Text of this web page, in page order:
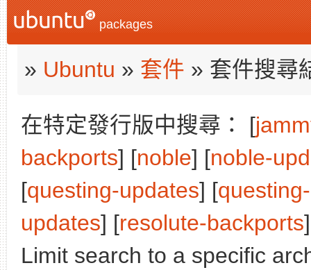
packages
» Ubuntu » 套件 » 套件搜尋
在特定發行版中搜尋： [
backports] [noble] [noble-
[questing-updates] [
updates] [resolute-backports
Limit search to a specific